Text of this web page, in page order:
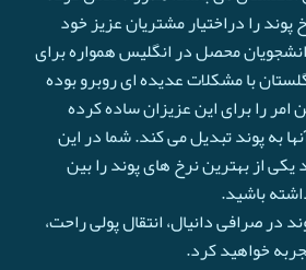
را دراختیار مشتریان عزیز خود
محصل در انگلیس همواره برای
با مشکلات عدیده ای روبرو بوده
امر را برای این عزیزان ساده کرده
به پوند تبدیل می کند. شما در این
از بهترین نرخ های پوند را بین
باشید.
در صرافی دانیال، انتقال پولی راحت،
خواهید کرد.